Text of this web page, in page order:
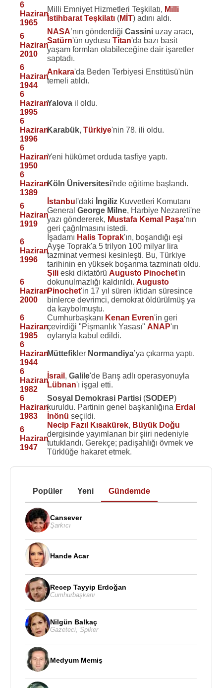
6
Haziran
1965
Milli Emniyet Hizmetleri Teşkilatı, Milli
İstihbarat Teşkilatı (MİT) adını aldı.
6
Haziran
2010
NASA’nın gönderdiğiCassini uzay aracı,
Satürn'ün uydusuTitan'da bazı basit
yaşam formları olabileceğine dair işaretler
saptadı.
6
Haziran
1944
Ankara'da Beden Terbiyesi Enstitüsü'nün
temeli atıldı.
6
Haziran
1995
Yalova il oldu.
6
Haziran
1996
Karabük,Türkiye'nin 78. ili oldu.
6
Haziran
1950
Yeni hükümet orduda tasfiye yaptı.
6
Haziran
1389
Köln Üniversitesi'nde eğitime başlandı.
6
Haziran
1919
İstanbu l'daki İngiliz Kuvvetleri Komutanı
GeneralGeorge Milne, Harbiye Nezareti'ne
yazı göndererek, Mustafa Kemal Paşa'nın
geri çağrılmasını istedi.
6
Haziran
1996
İşadamı Halis Toprak'ın, boşandığı eşi
Ayşe Toprak'a 5 trilyon 100 milyar lira
tazminat vermesi kesinleşti. Bu, Türkiye
tarihinin en yüksek boşanma tazminatı oldu.
6
Haziran
2000
Şili eski diktatörüAugusto Pinochet'in
dokunulmazlığı kaldırıldı.Augusto
Pinochet'in 17 yıl süren iktidarı süresince
binlerce devrimci, demokrat öldürülmüş ya
da kaybolmuştu.
6
Haziran
1985
Cumhurbaşkanı Kenan Evren'in geri
çevirdiği "Pişmanlık Yasası"ANAP'ın
oylarıyla kabul edildi.
6
Haziran
1944
Müttefik ler Normandiya’ya çıkarma yaptı.
6
Haziran
1982
İsrail ,Galile'de Barış adlı operasyonuyla
Lübnan'ı işgal etti.
6
Haziran
1983
Sosyal Demokrasi Partisi (SODEP)
kuruldu. Partinin genel başkanlığına Erdal
İnönü seçildi.
6
Haziran
1947
Necip Fazıl Kısakürek, Büyük Doğu
dergisinde yayımlanan bir şiiri nedeniyle
tutuklandı. Gerekçe; padişahlığı övmek ve
Türklüğe hakaret etmek.
Popüler Yeni Gündemde
Cansever
Şarkıcı
Hande Acar
Recep Tayyip Erdoğan
Cumhurbaşkanı
Nilgün Balkaç
Gazeteci Spiker
Medyum Memiş